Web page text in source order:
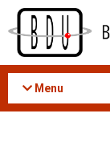
Acessar
conteúdo
Menu